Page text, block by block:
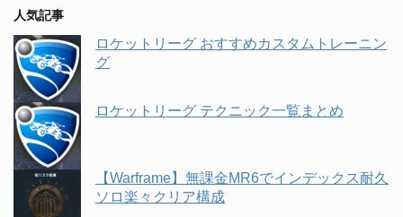
人気記事
ロケットリーグ おすすめカスタムトレーニン
グ
ロケットリーグ テクニック一覧まとめ
【Warframe】無課金MR6でインデックス耐久
ソロ楽々クリア構成